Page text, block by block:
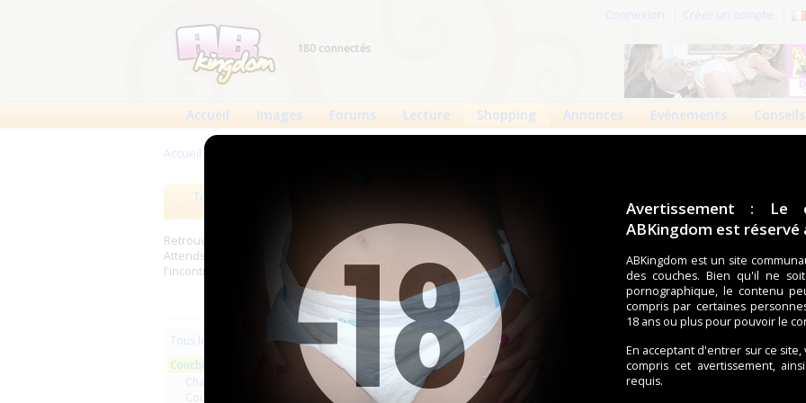
Avertissement : Le
ABKingdom est réservé
ABKingdom est un site
des couches. Bien qu'il ne
pornographique, le contenu
compris par certaines
18 ans ou plus pour pouvoir le
En acceptant d'entrer sur ce
compris cet avertissement,
requis.
Connexion Créer un compte
180 connectés
Accueil Images Forums Lecture Shopping Annonces Evènements Conseils
Accueil
Tous les produits
Retrouverez sur cette page les meilleures couches (Tena, Abena, Molicare, Comficare, Confiance, Depend,
Attends, Bambino...) et les meilleurs produits aussi bien pour les fétichistes des couches que pour
l'incontinence.
Tous les produits
Couches à usage unique
Changes complets
Couches anatomiques
Les plus récents Trier par nom
LittlePawz
ABU Super Dry
ABU Cushies